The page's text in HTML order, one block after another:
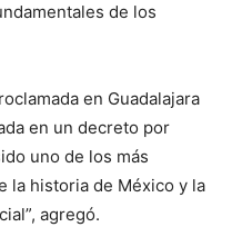
de los
en Guadalajara
en un decreto por
uno de los más
la historia de México y la
agregó.